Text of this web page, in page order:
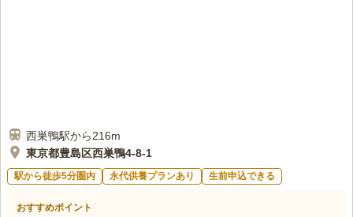
西巣鴨駅から216m
東京都豊島区西巣鴨4-8-1
駅から徒歩5分圏内 永代供養プランあり 生前申込できる
おすすめポイント